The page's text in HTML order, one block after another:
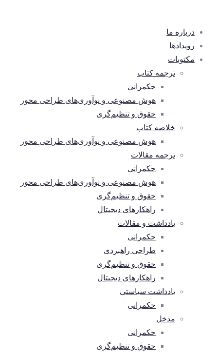
درباره ما
رویدادها
مکتوبات
ترجمه کتاب
حکمرانی
هوش مصنوعی و نوآوری‌های طراحی محور
حقوق و تنظیم‌گری
خلاصه کتاب
هوش مصنوعی و نوآوری‌های طراحی محور
ترجمه مقالات
حکمرانی
هوش مصنوعی و نوآوری‌های طراحی محور
حقوق و تنظیم‌گری
راهکارهای دیجیتال
یادداشت و مقالات
حکمرانی
طراحی راهبردی
حقوق و تنظیم‌گری
راهکارهای دیجیتال
یادداشت سیاستی
حکمرانی
مدخل
حکمرانی
حقوق و تنظیم‌گری